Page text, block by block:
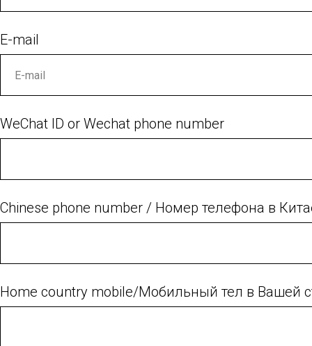
E-mail
WeChat ID or Wechat phone number
Chinese phone number / Номер телефона в
Home country mobile/Мобильный тел в Вашей